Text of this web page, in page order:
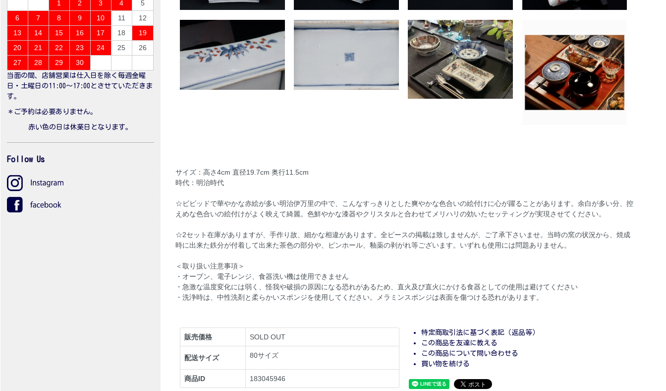
サイズ：高さ4cm 直径19.7cm 奥行11.5cm
時代：明治時代
☆ビビッドで華やかな赤絵が多い明治伊万里の中で、こんなすっきりとした爽やかな色合いの絵付けに心が躍ることがあります。余白が多い分、控
えめな色合いの絵付けがよく映えて綺麗。色鮮やかな漆器やクリスタルと合わせてメリハリの効いたセッティングが実現させてください。
☆2セット在庫がありますが、手作り故、細かな相違があります。全ピースの掲載は致しませんが、ご了承下さいませ。当時の窯の状況から、焼成
時に出来た鉄分が付着して出来た茶色の部分や、ピンホール、釉薬の剥がれ等ございます。いずれも使用には問題ありません。
＜取り扱い注意事項＞
・オーブン、電子レンジ、食器洗い機は使用できません
・急激な温度変化には弱く、怪我や破損の原因になる恐れがあるため、直火及び直火にかける食器としての使用は避けてください
・洗浄時は、中性洗剤と柔らかいスポンジを使用してください。メラミンスポンジは表面を傷つける恐れがあります。
販売価格 SOLD OUT
配送サイズ 80サイズ
商品ID 183045946
特定商取引法に基づく表記（返品等）
この商品を友達に教える
この商品について問い合わせる
買い物を続ける
1
2 3 4
5
6
7 8 9 10 11
12
13
14 15 16 17 18
19
20
21 22 23 24 25
26
27
28 29 30
当面の間、店舗営業は仕入日を除く毎週金曜
日・土曜日の11:00〜17:00とさせていただきま
す。
＊ご予約は必要ありません。
赤い色の日は休業日となります。
Follow Us